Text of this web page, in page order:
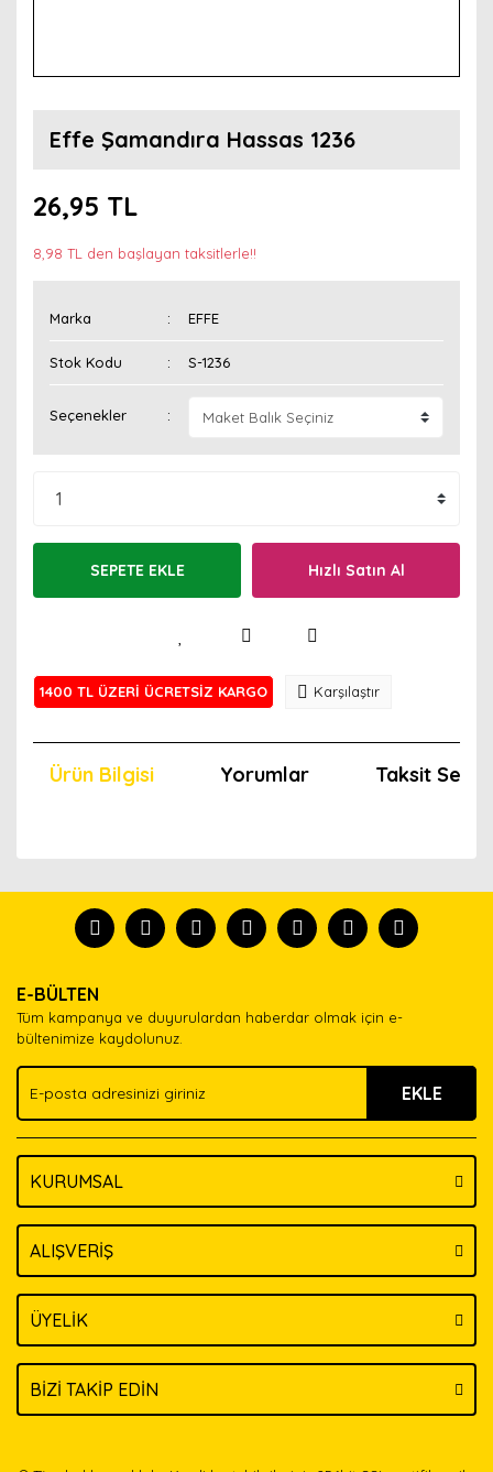
Effe Şamandıra Hassas 1236
26,95 TL
8,98 TL den başlayan taksitlerle!!
Marka EFFE
Stok Kodu S-1236
Seçenekler
SEPETE EKLE Hızlı Satın Al
1400 TL ÜZERİ ÜCRETSİZ KARGO Karşılaştır
Ürün Bilgisi Yorumlar Taksit
tanısın.
formunu kullanarak tarafımıza iletebilirsiniz.
Görüş ve önerileriniz için teşekkür ederiz.
Ürün açıklamasında eksik bilgiler bulunuyor.
Ürün bilgilerinde hatalar bulunuyor.
Ürün fiyatı diğer sitelerden daha pahalı.
Bu ürüne benzer farklı alternatifler olmalı.
E-BÜLTEN
Tüm kampanya ve duyurulardan haberdar olmak için e-
bültenimize kaydolunuz.
EKLE
KURUMSAL
ALIŞVERİŞ
ÜYELİK
BİZİ TAKİP EDİN